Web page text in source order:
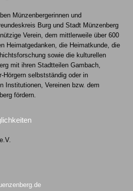
Münzenbergerinnen und
Burg und Stadt Münzenberg
Verein, dem mittlerweile über 600
Heimatgedanken, die Heimatkunde, die
sowie die kulturellen
mit ihren Stadtteilen Gambach,
Hörgern selbstständig oder in
Institutionen, Vereinen bzw. dem
fördern.